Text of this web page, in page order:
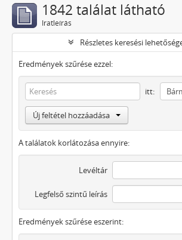
1842 találat látható
Iratleírás
Részletes keresési
Eredmények szűrése ezzel:
itt:
Új feltétel hozzáadása
A találatok korlátozása ennyire:
Levéltár
Legfelső szintű leírás
Eredmények szűrése eszerint: